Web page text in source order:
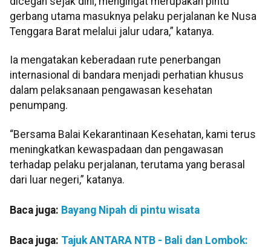
gerbang utama masuknya pelaku perjalanan ke Nusa
Tenggara Barat melalui jalur udara,” katanya.
Ia mengatakan keberadaan rute penerbangan
internasional di bandara menjadi perhatian khusus
dalam pelaksanaan pengawasan kesehatan
penumpang.
“Bersama Balai Kekarantinaan Kesehatan, kami terus
meningkatkan kewaspadaan dan pengawasan
terhadap pelaku perjalanan, terutama yang berasal
dari luar negeri,” katanya.
Baca juga: Bayang Nipah di pintu wisata
Baca juga: Tajuk ANTARA NTB - Bali dan Lombok: